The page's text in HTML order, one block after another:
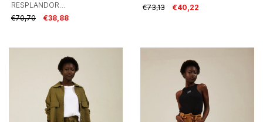
RESPLANDOR
TERRACOTA
€70,70 €38,88
€73,13
€40,22